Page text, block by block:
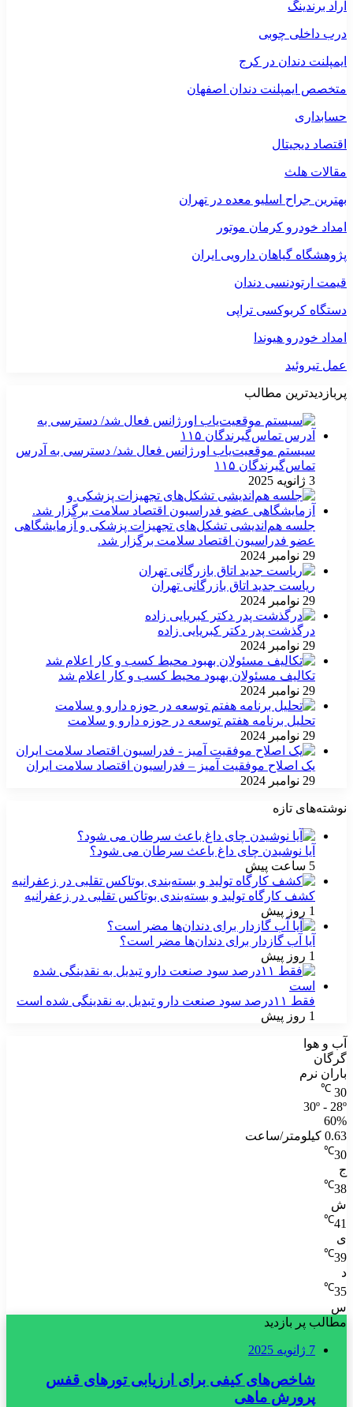
آراد برندینگ
درب داخلی چوبی
ایمپلنت دندان در کرج
متخصص ایمپلنت دندان اصفهان
حسابداری
اقتصاد دیجیتال
مقالات هلث
بهترین جراح اسلیو معده در تهران
امداد خودرو کرمان موتور
پژوهشگاه گیاهان دارویی ایران
قیمت ارتودنسی دندان
دستگاه کربوکسی تراپی
امداد خودرو هیوندا
عمل تیروئید
پربازدیدترین مطالب
سیستم موقعیت‌یاب اورژانس فعال شد/ دسترسی به آدرس
تماس‌گیرندگان ۱۱۵
3 ژانویه 2025
جلسه هم‌اندیشی تشکل‌های تجهیزات پزشکی و آزمایشگاهی
عضو فدراسیون اقتصاد سلامت برگزار شد.
29 نوامبر 2024
ریاست جدید اتاق بازرگانی تهران
29 نوامبر 2024
درگذشت پدر دکتر کبریایی زاده
29 نوامبر 2024
تکالیف مسئولان بهبود محیط کسب و کار اعلام شد
29 نوامبر 2024
تحلیل برنامه هفتم توسعه در حوزه دارو و سلامت
29 نوامبر 2024
یک اصلاح موفقیت آمیز – فدراسیون اقتصاد سلامت ایران
29 نوامبر 2024
نوشته‌های تازه
آیا نوشیدن چای داغ باعث سرطان می شود؟
5 ساعت پیش
کشف کارگاه تولید و بسته‌بندی بوتاکس تقلبی در زعفرانیه
1 روز پیش
آیا آب گازدار برای دندان‌ها مضر است؟
1 روز پیش
فقط ۱۱‌درصد سود صنعت دارو تبدیل به نقدینگی شده است
1 روز پیش
آب و هوا
گرگان
باران نرم
30
℃
30º - 28º
60%
0.63 کیلومتر/ساعت
30
℃
ج
38
℃
ش
41
℃
ی
39
℃
د
35
℃
س
مطالب پر بازدید
7 ژانویه 2025
شاخص‌های کیفی برای ارزیابی تورهای قفس
پرورش ماهی